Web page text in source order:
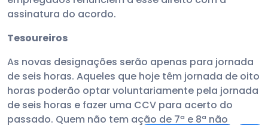
assinatura do acordo.
Tesoureiros
As novas designações serão apenas para jornada
de seis horas. Aqueles que hoje têm jornada de oito
horas poderão optar voluntariamente pela jornada
de seis horas e fazer uma CCV para acerto do
passado. Quem não tem ação de 7ª e 8ª não